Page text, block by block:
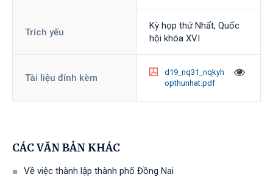
Trích yếu
Kỳ họp thứ Nhất, Quốc
hội khóa XVI
Tài liệu đính kèm
d19_nq31_nqkyh
opthunhat.pdf
CÁC VĂN BẢN KHÁC
Về việc thành lập thành phố Đồng Nai